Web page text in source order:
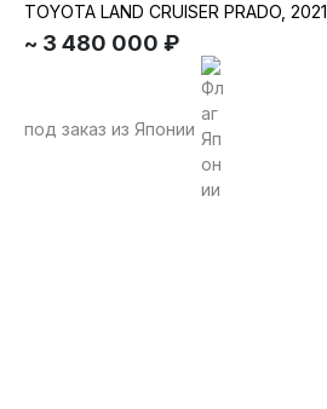
TOYOTA LAND CRUISER PRADO, 2021
~ 3 480 000 ₽
под заказ из Японии